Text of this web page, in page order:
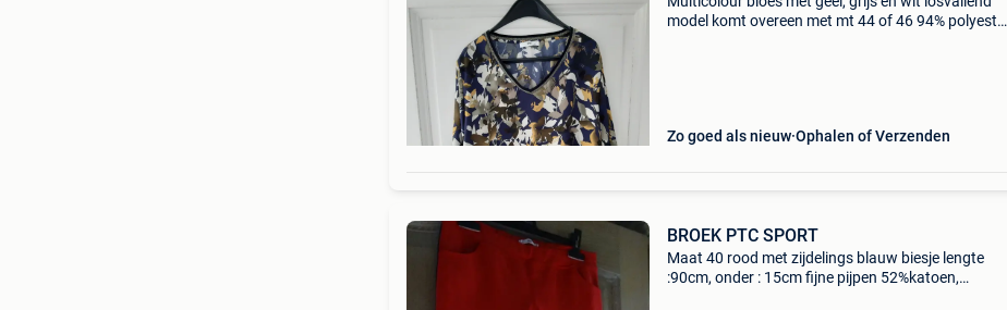
model komt overeen met mt 44 of 46 94% polyester
Zo goed als nieuw Ophalen of Verzenden
BROEK PTC SPORT
Maat 40 rood met zijdelings blauw biesje lengte
:90cm, onder : 15cm fijne pijpen 52%katoen,